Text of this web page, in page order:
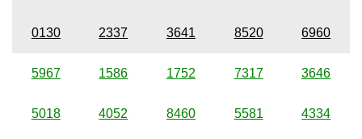
0130 2337 3641 8520 6960
5967 1586 1752 7317 3646
5018 4052 8460 5581 4334